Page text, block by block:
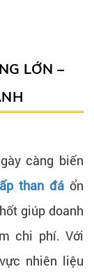
LỚN –
càng biến
than đáổn
giúp doanh
chi phí. Với
nhiên liệu